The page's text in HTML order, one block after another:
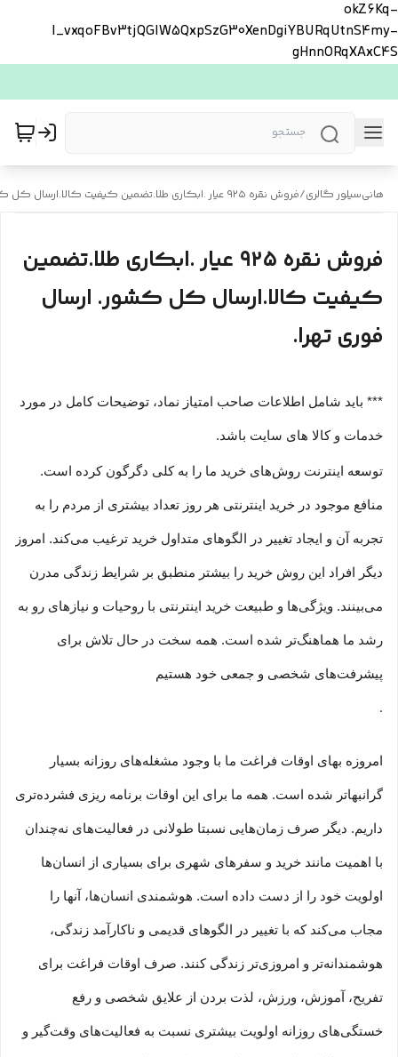
okZ6Kq-
l_vxqoFBv3tjQGlW5QxpSzG30XenDgiYBURqUtnS4my-
gHnnORqXAxC4S
هانی‌سیلور گالری/فروش نقره ۹۲۵ عیار .ابکاری طلا.تضمین کیفیت کالا.ارسال کل کشور. ارسال فوری تهرا.
فروش نقره ۹۲۵ عیار .ابکاری طلا.تضمین
کیفیت کالا.ارسال کل کشور. ارسال
فوری تهرا.
*** باید شامل اطلاعات صاحب امتیاز نماد، توضیحات کامل در مورد
خدمات و کالا های سایت باشد.
توسعه اینترنت روش‌های خرید ما را به کلی دگرگون کرده است.
منافع موجود در خرید اینترنتی هر روز تعداد بیشتری از مردم را به
تجربه آن و ایجاد تغییر در الگوهای متداول خرید ترغیب می‏‌کند. امروز
دیگر افراد این روش خرید را بیشتر منطبق بر شرایط زندگی مدرن
می‏‏‏‌بینند. ویژگی‏‏‏‌ها و طبیعت خرید اینترنتی با روحیات و نیازهای رو به
رشد ما هماهنگ‏‏‌تر شده است. همه سخت در حال تلاش برای
پیشرفت‏‏‌های شخصی و جمعی خود هستیم
.
امروزه بهای اوقات فراغت ما با وجود مشغله‏‌های روزانه بسیار
گرانبها‌تر شده است. همه ما برای این اوقات برنامه ریزی فشرده‏‌تری
داریم. دیگر صرف زمان‌هایی نسبتا طولانی در فعالیت‏‌های نه‌چندان
با اهمیت مانند خرید و سفرهای شهری برای بسیاری از انسان‌ها
اولویت خود را از دست داده است. هوشمندی انسان‌ها، آنها را
مجاب می‏‌کند که با تغییر در الگوهای قدیمی و نا‏کارآمد زندگی،
هوشمندانه‏‌تر و امروزی‏‌تر زندگی کنند. صرف اوقات فراغت برای
تفریح، آموزش، ورزش، لذت بردن از علایق شخصی و رفع
خستگی‏‏‌های روزانه اولویت بیشتری نسبت به فعالیت‌‏‏‏های وقت‌گیر و